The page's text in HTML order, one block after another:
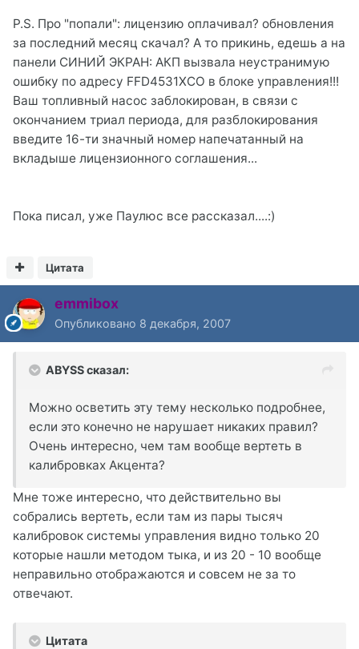
P.S. Про "попали": лицензию оплачивал? обновления
за последний месяц скачал? А то прикинь, едешь а на
панели СИНИЙ ЭКРАН: АКП вызвала неустранимую
ошибку по адресу FFD4531XCO в блоке управления!!!
Ваш топливный насос заблокирован, в связи с
окончанием триал периода, для разблокирования
введите 16-ти значный номер напечатанный на
вкладыше лицензионного соглашения...
Пока писал, уже Паулюс все рассказал....:)
Цитата
emmibox
Опубликовано 8 декабря, 2007
ABYSS сказал:
Можно осветить эту тему несколько подробнее,
если это конечно не нарушает никаких правил?
Очень интересно, чем там вообще вертеть в
калибровках Акцента?
Мне тоже интересно, что действительно вы
собрались вертеть, если там из пары тысяч
калибровок системы управления видно только 20
которые нашли методом тыка, и из 20 - 10 вообще
неправильно отображаются и совсем не за то
отвечают.
Цитата